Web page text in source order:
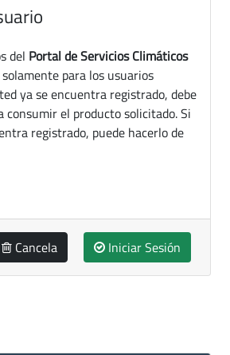
del Portal de Servicios Climáticos
para los usuarios
ya se encuentra registrado, debe
consumir el producto solicitado. Si
registrado, puede hacerlo de
Cancela Iniciar Sesión